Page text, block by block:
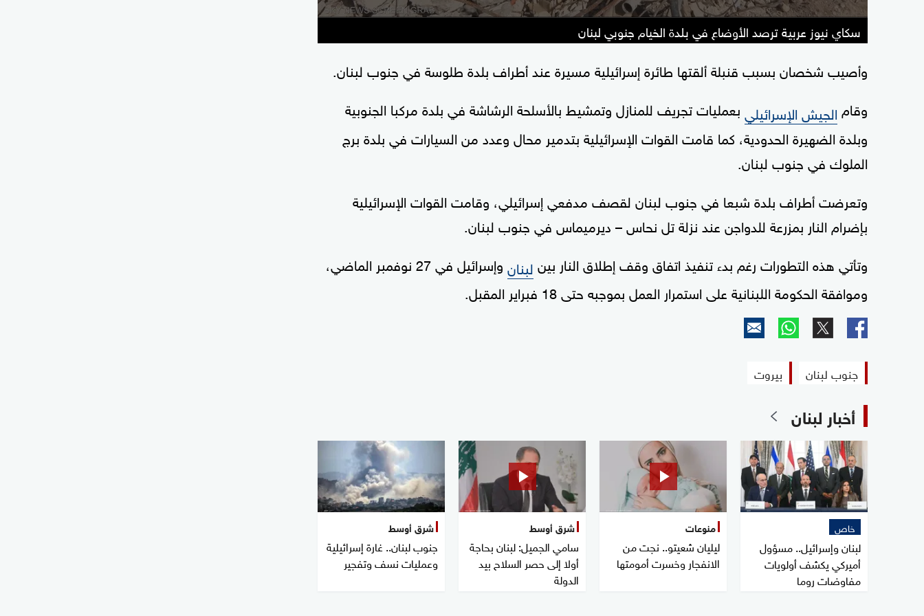
سكاي نيوز عربية ترصد الأوضاع في بلدة الخيام جنوبي لبنان
وأصيب شخصان بسبب قنبلة ألقتها طائرة إسرائيلية مسيرة عند أطراف بلدة طلوسة في جنوب لبنان.
وقام الجيش الإسرائيلي بعمليات تجريف للمنازل وتمشيط بالأسلحة الرشاشة في بلدة مركبا الجنوبية
وبلدة الضهيرة الحدودية، كما قامت القوات الإسرائيلية بتدمير محال وعدد من السيارات في بلدة برج
الملوك في جنوب لبنان.
وتعرضت أطراف بلدة شبعا في جنوب لبنان لقصف مدفعي إسرائيلي، وقامت القوات الإسرائيلية
بإضرام النار بمزرعة للدواجن عند نزلة تل نحاس – ديرميماس في جنوب لبنان.
وتأتي هذه التطورات رغم بدء تنفيذ اتفاق وقف إطلاق النار بين لبنان
وإسرائيل في 27 نوفمبر الماضي،
وموافقة الحكومة اللبنانية على استمرار العمل بموجبه حتى 18 فبراير المقبل.
جنوب لبنان بيروت
أخبار لبنان
خاص
لبنان وإسرائيل.. مسؤول
أميركي يكشف أولويات
مفاوضات روما
منوعات
ليليان شعيتو.. نجت من
الانفجار وخسرت أمومتها
شرق أوسط
سامي الجميل: لبنان بحاجة
أولا إلى حصر السلاح بيد
الدولة
شرق أوسط
جنوب لبنان.. غارة إسرائيلية
وعمليات نسف وتفجير